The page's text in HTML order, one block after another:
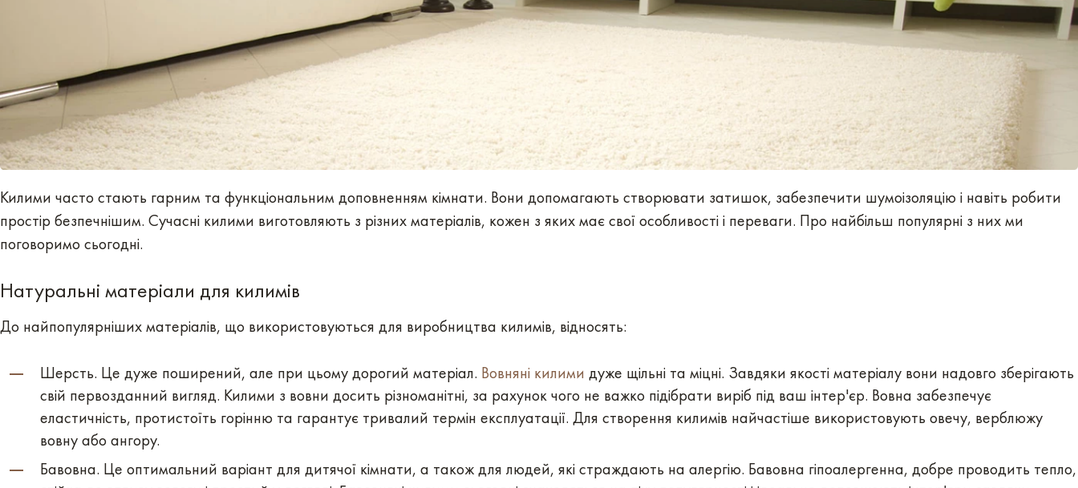
Килими часто стають гарним та функціональним доповненням кімнати. Вони допомагають створювати затишок, забезпечити шумоізоляцію і навіть робити
простір безпечнішим. Сучасні килими виготовляють з різних матеріалів, кожен з яких має свої особливості і переваги. Про найбільш популярні з них ми
поговоримо сьогодні.
Натуральні матеріали для килимів
До найпопулярніших матеріалів, що використовуються для виробництва килимів, відносять:
Шерсть. Це дуже поширений, але при цьому дорогий матеріал. Вовняні килими дуже щільні та міцні. Завдяки якості матеріалу вони надовго зберігають
свій первозданний вигляд. Килими з вовни досить різноманітні, за рахунок чого не важко підібрати виріб під ваш інтер'єр. Вовна забезпечує
еластичність, протистоїть горінню та гарантує тривалий термін експлуатації. Для створення килимів найчастіше використовують овечу, верблюжу
вовну або ангору.
Бавовна. Це оптимальний варіант для дитячої кімнати, а також для людей, які страждають на алергію. Бавовна гіпоалергенна, добре проводить тепло,